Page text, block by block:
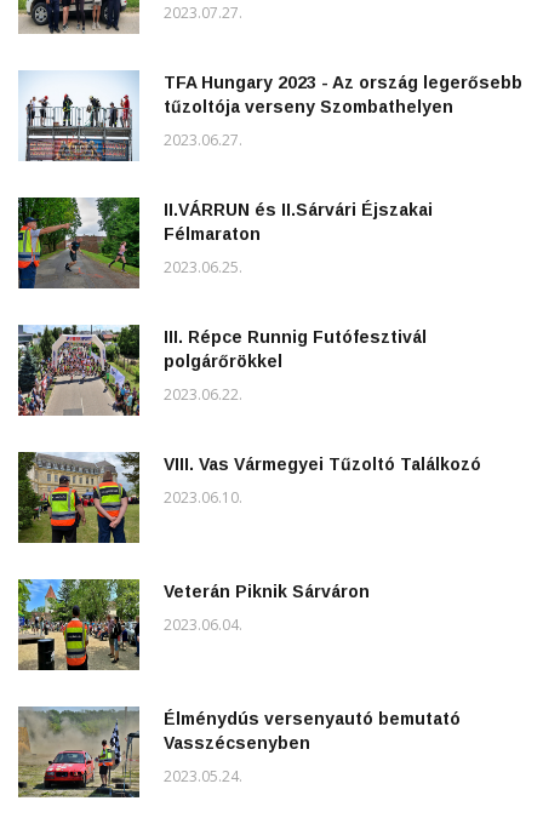
2023.07.27.
TFA Hungary 2023 - Az ország legerősebb
tűzoltója verseny Szombathelyen
2023.06.27.
II.VÁRRUN és II.Sárvári Éjszakai
Félmaraton
2023.06.25.
III. Répce Runnig Futófesztivál
polgárőrökkel
2023.06.22.
VIII. Vas Vármegyei Tűzoltó Találkozó
2023.06.10.
Veterán Piknik Sárváron
2023.06.04.
Élménydús versenyautó bemutató
Vasszécsenyben
2023.05.24.